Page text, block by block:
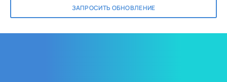
ЗАПРОСИТЬ ОБНОВЛЕНИЕ